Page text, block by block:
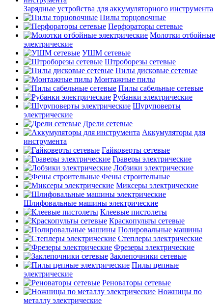
Зарядные устройства для аккумуляторного инструмента
Пилы торцовочные
Перфораторы сетевые
Молотки отбойные
электрические
УШМ сетевые
Штроборезы сетевые
Пилы дисковые сетевые
Монтажные пилы
Пилы сабельные сетевые
Рубанки электрические
Шуруповерты
электрические
Дрели сетевые
Аккумуляторы для
инструмента
Гайковерты сетевые
Граверы электрические
Лобзики электрические
Фены строительные
Миксеры электрические
Шлифовальные машины электрические
Клеевые пистолеты
Краскопульты сетевые
Полировальные машины
Степлеры электрические
Фрезеры электрические
Заклепочники сетевые
Пилы цепные
электрические
Реноваторы сетевые
Ножницы по
металлу электрические